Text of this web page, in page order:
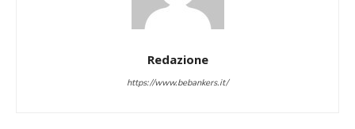
Redazione
https://www.bebankers.it/